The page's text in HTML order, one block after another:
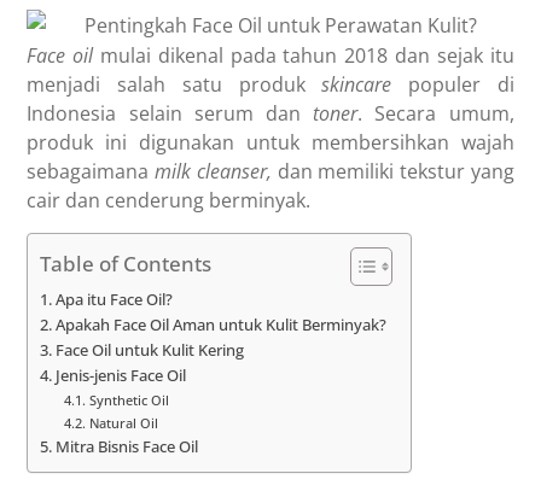
Face oilmulai dikenal pada tahun 2018 dan sejak itu
menjadi salah satu produkskincare populer di
Indonesia selain serum dan toner. Secara umum,
produk ini digunakan untuk membersihkan wajah
sebagaimanamilk cleanser, dan memiliki tekstur yang
cair dan cenderung berminyak.
Table of Contents
Apa itu Face Oil?
Apakah Face Oil Aman untuk Kulit Berminyak?
Face Oil untuk Kulit Kering
Jenis-jenis Face Oil
Synthetic Oil
Natural Oil
Mitra Bisnis Face Oil